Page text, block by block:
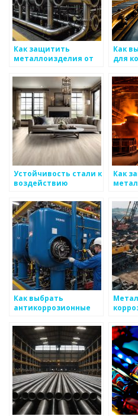
Как защитить
металлоизделия от
повреждений
Как
для
Устойчивость стали к
воздействию
Как
Как выбрать
антикоррозионные
для металлоизделий